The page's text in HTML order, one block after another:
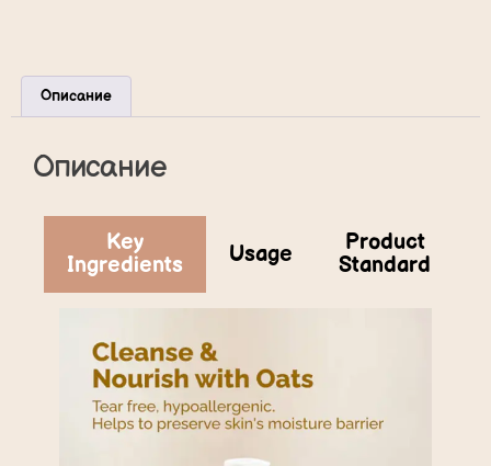
Описание
Описание
Key
Ingredients
Usage
Product
Standard